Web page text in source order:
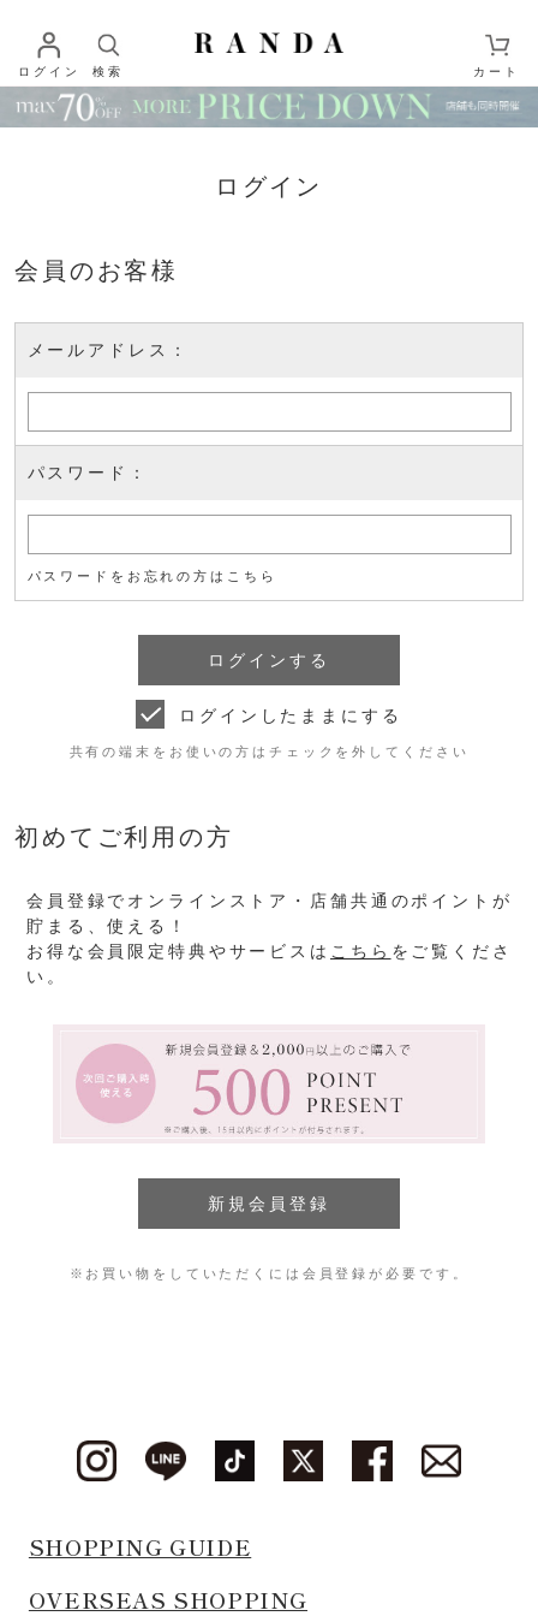
ログイン 検索 カート
ログイン
会員のお客様
メールアドレス：
パスワード：
パスワードをお忘れの方はこちら
ログインしたままにする
共有の端末をお使いの方はチェックを外してください
初めてご利用の方
会員登録でオンラインストア・店舗共通のポイントが
貯まる、使える！
お得な会員限定特典やサービスは こちら をご覧くださ
い。
※お買い物をしていただくには会員登録が必要です。
SHOPPING GUIDE
OVERSEAS SHOPPING